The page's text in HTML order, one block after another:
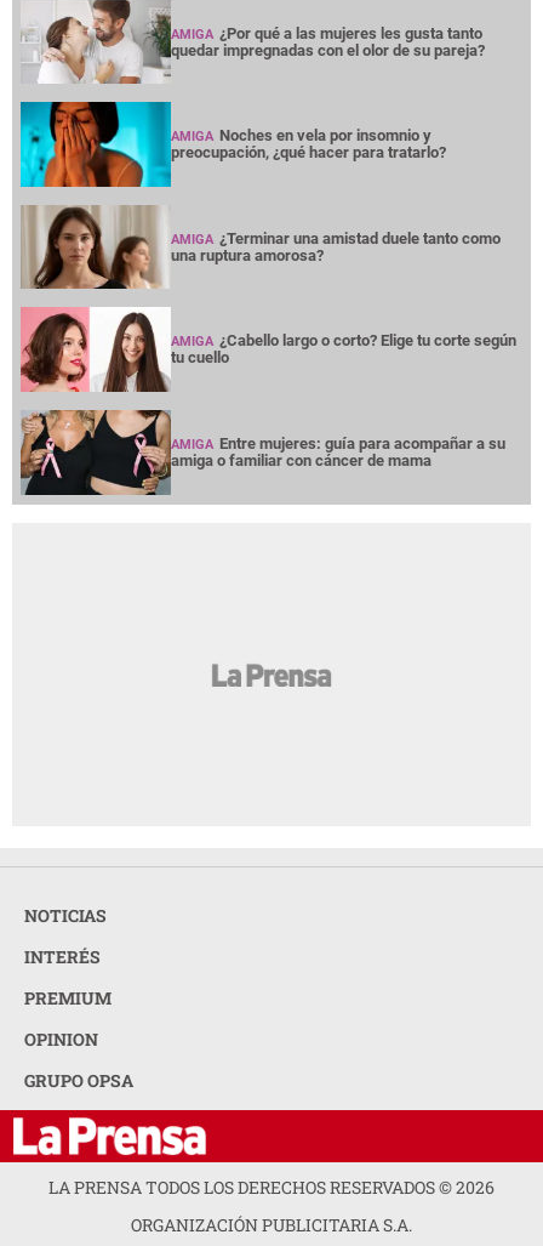
AMIGA ¿Por qué a las mujeres les gusta tanto
quedar impregnadas con el olor de su pareja?
AMIGA Noches en vela por insomnio y
preocupación, ¿qué hacer para tratarlo?
AMIGA ¿Terminar una amistad duele tanto como
una ruptura amorosa?
AMIGA ¿Cabello largo o corto? Elige tu corte según
tu cuello
AMIGA Entre mujeres: guía para acompañar a su
amiga o familiar con cáncer de mama
NOTICIAS
INTERÉS
PREMIUM
OPINION
GRUPO OPSA
LA PRENSA TODOS LOS DERECHOS RESERVADOS ©2026
ORGANIZACIÓN PUBLICITARIA S.A.